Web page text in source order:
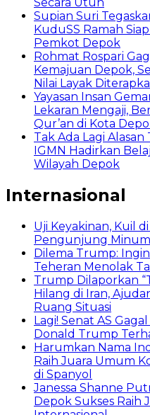
Supian Suri
KuduSS Ramah
Pemkot Depok
Rohmat Rospari
Kemajuan Depok,
Nilai Layak
Yayasan Insan
Lekaran Mengaji,
Qur’an di Kota
Tak Ada Lagi Alasan
IGMN Hadirkan
Wilayah Depok
Internasional
Uji Keyakinan, Kuil
Pengunjung
Dilema Trump:
Teheran Menolak
Trump Dilaporkan
Hilang di Iran,
Ruang Situasi
Lagi! Senat AS
Donald Trump
Harumkan Nama
Raih Juara Umum
di Spanyol
Janessa Shanne
Depok Sukses Raih